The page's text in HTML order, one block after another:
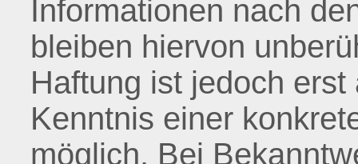
Informationen nach
bleiben hiervon
Haftung ist jedoch
Kenntnis einer
möglich. Bei